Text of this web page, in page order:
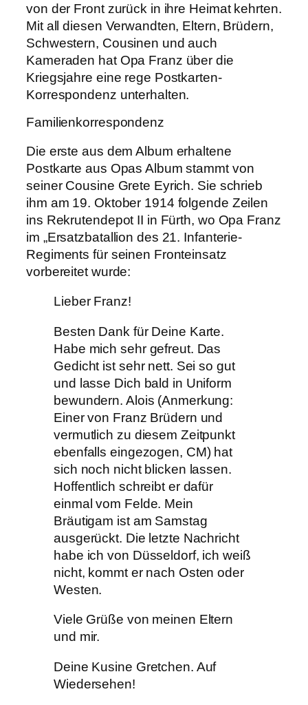
von der Front zurück in ihre Heimat kehrten.
Mit all diesen Verwandten, Eltern, Brüdern,
Schwestern, Cousinen und auch
Kameraden hat Opa Franz über die
Kriegsjahre eine rege Postkarten-
Korrespondenz unterhalten.
Familienkorrespondenz
Die erste aus dem Album erhaltene
Postkarte aus Opas Album stammt von
seiner Cousine Grete Eyrich. Sie schrieb
ihm am 19. Oktober 1914 folgende Zeilen
ins Rekrutendepot II in Fürth, wo Opa Franz
im „Ersatzbatallion des 21. Infanterie-
Regiments für seinen Fronteinsatz
vorbereitet wurde:
Lieber Franz!
Besten Dank für Deine Karte.
Habe mich sehr gefreut. Das
Gedicht ist sehr nett. Sei so gut
und lasse Dich bald in Uniform
bewundern. Alois (Anmerkung:
Einer von Franz Brüdern und
vermutlich zu diesem Zeitpunkt
ebenfalls eingezogen, CM) hat
sich noch nicht blicken lassen.
Hoffentlich schreibt er dafür
einmal vom Felde. Mein
Bräutigam ist am Samstag
ausgerückt. Die letzte Nachricht
habe ich von Düsseldorf, ich weiß
nicht, kommt er nach Osten oder
Westen.
Viele Grüße von meinen Eltern
und mir.
Deine Kusine Gretchen. Auf
Wiedersehen!